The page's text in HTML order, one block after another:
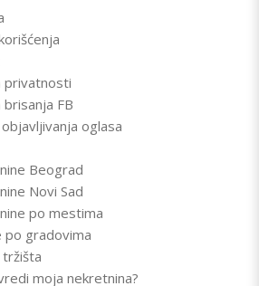
privatnosti
brisanja FB
oglasa
Beograd
Novi Sad
po mestima
po gradovima
tržišta
moja nekretnina?